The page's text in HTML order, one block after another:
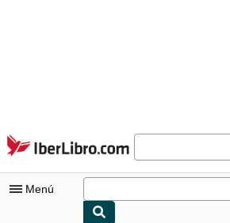
Pasar al contenido principal
IberLibro.com
Menú